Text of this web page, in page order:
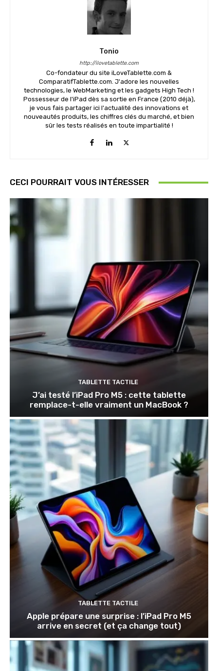
Tonio
http://ilovetablette.com
Co-fondateur du site iLoveTablette.com &
ComparatifTablette.com. J'adore les nouvelles
technologies, le WebMarketing et les gadgets High Tech !
Possesseur de l'iPad dès sa sortie en France (2010 déjà),
je vous fais partager ici l'actualité des innovations et
nouveautés produits, les chiffres clés du marché, et bien
sûr les tests réalisés en toute impartialité !
CECI POURRAIT VOUS INTÉRESSER
TABLETTE TACTILE
J’ai testé l’iPad Pro M5 : cette tablette
remplace-t-elle vraiment un MacBook ?
TABLETTE TACTILE
Apple prépare une surprise : l’iPad Pro M5
arrive en secret (et ça change tout)